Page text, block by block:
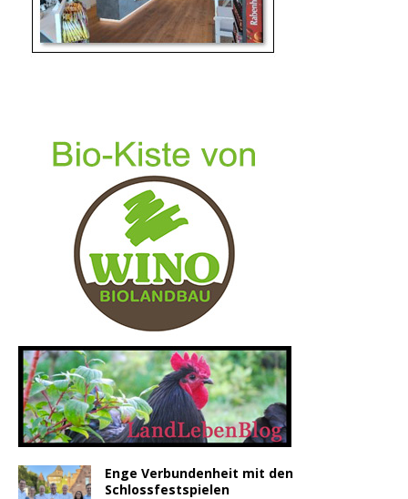
Enge Verbundenheit mit den
Schlossfestspielen